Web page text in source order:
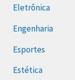
Eletrônica
Engenharia
Esportes
Estética